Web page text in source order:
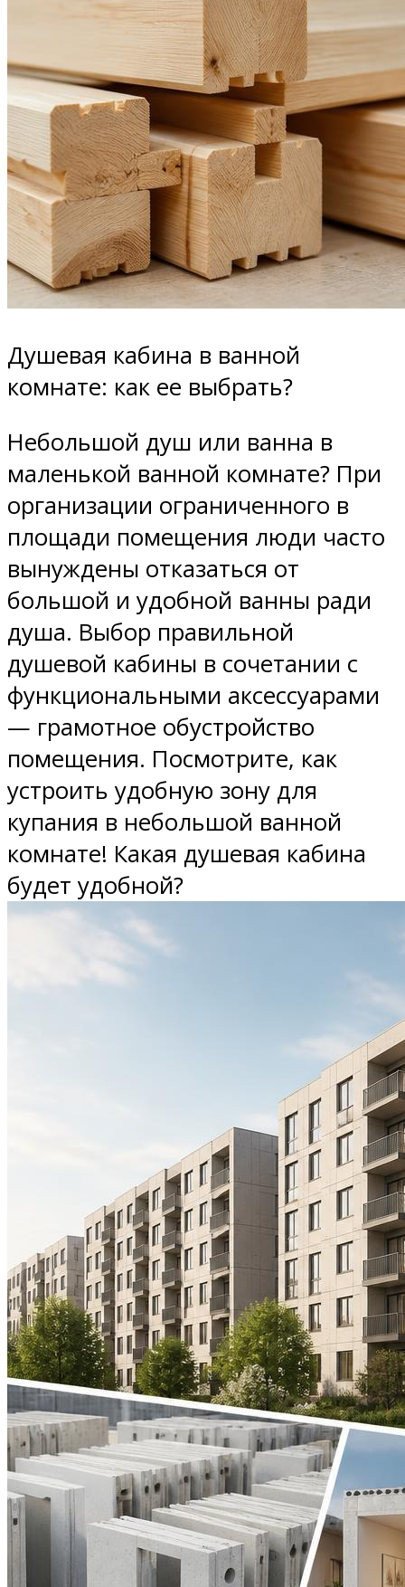
Душевая кабина в ванной
комнате: как ее выбрать?
Небольшой душ или ванна в
маленькой ванной комнате? При
организации ограниченного в
площади помещения люди часто
вынуждены отказаться от
большой и удобной ванны ради
душа. Выбор правильной
душевой кабины в сочетании с
функциональными аксессуарами
— грамотное обустройство
помещения. Посмотрите, как
устроить удобную зону для
купания в небольшой ванной
комнате! Какая душевая кабина
будет удобной?